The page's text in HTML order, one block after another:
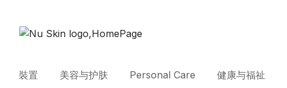
裝置 美容与护肤 Personal Care 健康与福祉